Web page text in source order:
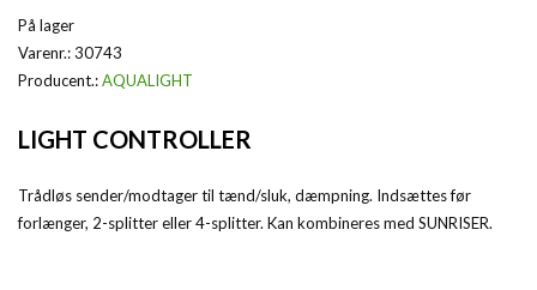
På lager
Varenr.:30743
Producent.:AQUALIGHT
LIGHT CONTROLLER
Trådløs sender/modtager til tænd/sluk, dæmpning. Indsættes før
forlænger, 2-splitter eller 4-splitter. Kan kombineres med SUNRISER.